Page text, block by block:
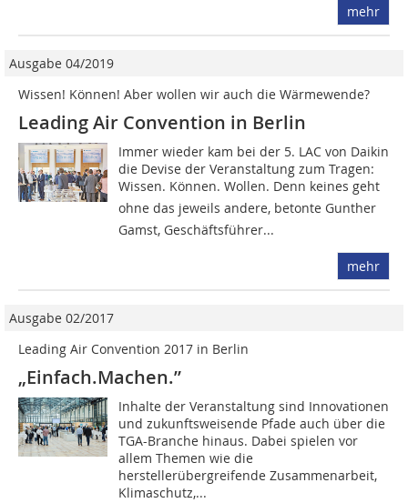
mehr
Ausgabe 04/2019
Wissen! Können! Aber wollen wir auch die Wärmewende?
Leading Air Convention in Berlin
Immer wieder kam bei der 5. LAC von Daikin
die Devise der Veranstaltung zum Tragen:
Wissen. Können. Wollen. Denn keines geht
ohne das jeweils andere, betonte Gunther
Gamst, Geschäftsführer...
mehr
Ausgabe 02/2017
Leading Air Convention 2017 in Berlin
„Einfach.Machen.”
Inhalte der Veranstaltung sind Innovationen
und zukunftsweisende Pfade auch über die
TGA-Branche hinaus. ­Dabei spielen vor
allem Themen wie die
herstellerübergreifende Zusammenarbeit,
Klimaschutz,...